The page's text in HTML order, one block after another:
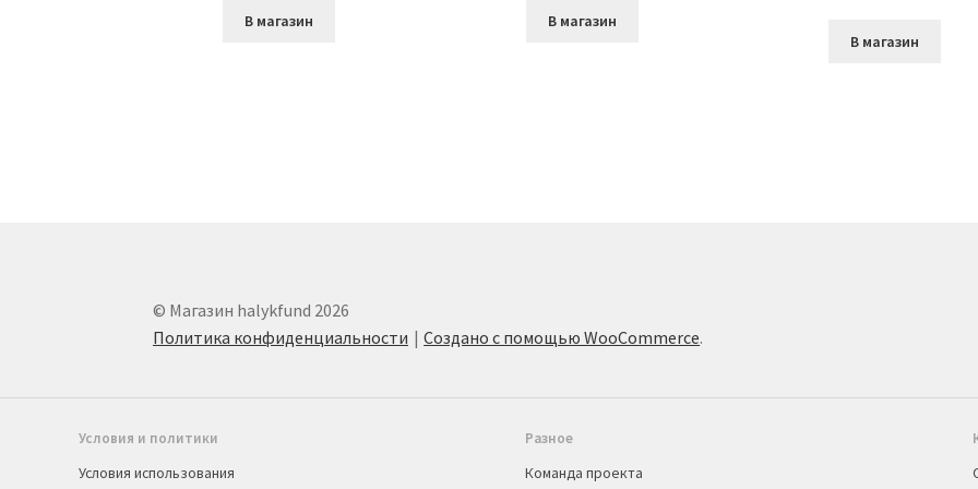
В магазин В магазин
В магазин
© Магазин halykfund 2026
Политика конфиденциальности
Создано с помощью WooCommerce.
Условия и политики
Условия использования
Разное
Команда проекта